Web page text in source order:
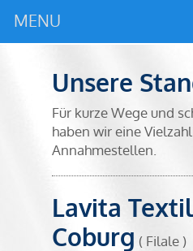
MENU
Unsere
Für kurze Wege und
haben wir eine
Annahmestellen.
Lavita
Coburg ( Filale )